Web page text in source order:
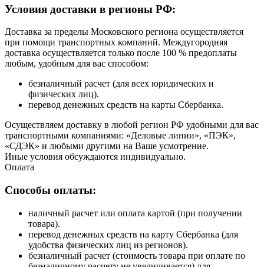
Условия доставки в регионы РФ:
Доставка за пределы Московского региона осуществляется
при помощи транспортных компаний. Междугородняя
доставка осуществляется только после 100 % предоплаты
любым, удобным для вас способом:
безналичный расчет (для всех юридических и
физических лиц).
перевод денежных средств на карты Сбербанка.
Осуществляем доставку в любой регион РФ удобными для вас
транспортными компаниями: «Деловые линии», «ПЭК»,
«СДЭК» и любыми другими на Ваше усмотрение.
Иные условия обсуждаются индивидуально.
Оплата
Способы оплаты:
наличный расчет или оплата картой (при получении
товара).
перевод денежных средств на карту Сбербанка (для
удобства физических лиц из регионов).
безналичный расчет (стоимость товара при оплате по